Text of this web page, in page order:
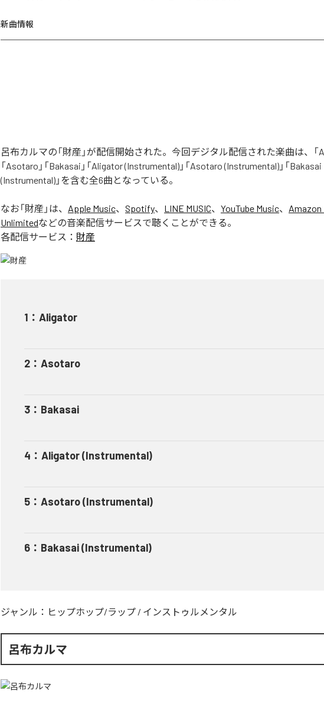
新曲情報
呂布カルマの「財産」が配信開始された。今回デジタル配信された楽曲は、「
「Asotaro」「Bakasai」「Aligator (Instrumental)」「Asotaro (Instrumental)」「Bakasai
(Instrumental)」を含む全6曲となっている。
なお「財産 」は、 Apple Music、 Spotify、 LINE MUSIC、 YouTube Music、 Amazon
Unlimitedなどの音楽配信サービスで聴くことができる。
各配信サービス： 財産
1 ： Aligator
2 ： Asotaro
3 ： Bakasai
4 ： Aligator (Instrumental)
5 ： Asotaro (Instrumental)
6 ： Bakasai (Instrumental)
ジャンル： ヒップホップ/ラップ / インストゥルメンタル
呂布カルマ